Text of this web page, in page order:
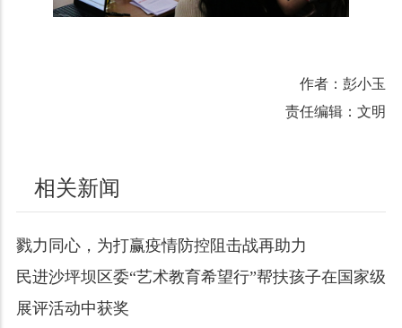
作者：彭小玉
责任编辑：文明
相关新闻
戮力同心，为打赢疫情防控阻击战再助力
民进沙坪坝区委“艺术教育希望行”帮扶孩子在国家级
展评活动中获奖